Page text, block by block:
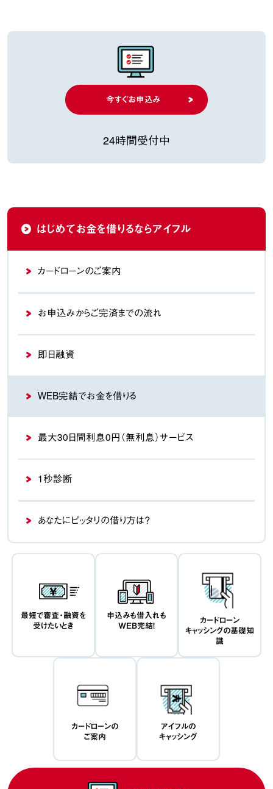
今すぐお申込み
24時間受付中
はじめてお金を借りるならアイフル
カードローンのご案内
お申込みからご完済までの流れ
即日融資
WEB完結でお金を借りる
最大30日間利息0円（無利息）サービス
1秒診断
あなたにピッタリの借り方は？
最短で審査・融資を
受けたいとき
申込みも借入れも
WEB完結！
カードローン
キャッシングの基礎知
識
カードローンの
ご案内
アイフルの
キャッシング